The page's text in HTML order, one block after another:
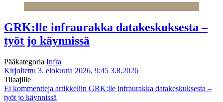
GRK:lle infraurakka datakeskuksesta –
työt jo käynnissä
Pääkategoria Infra
Kirjoitettu 3. elokuuta 2026, 9:45 3.8.2026
Tilaajille
Ei kommentteja artikkeliin GRK:lle infraurakka datakeskuksesta –
työt jo käynnissä